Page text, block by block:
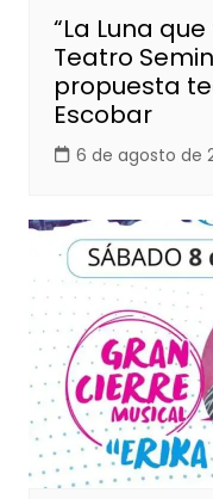
“La Luna
Teatro
propuesta
Escobar
6 de agosto de